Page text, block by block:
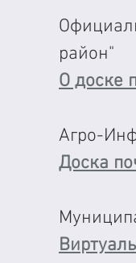
район"
О доске
Агро-
Доска